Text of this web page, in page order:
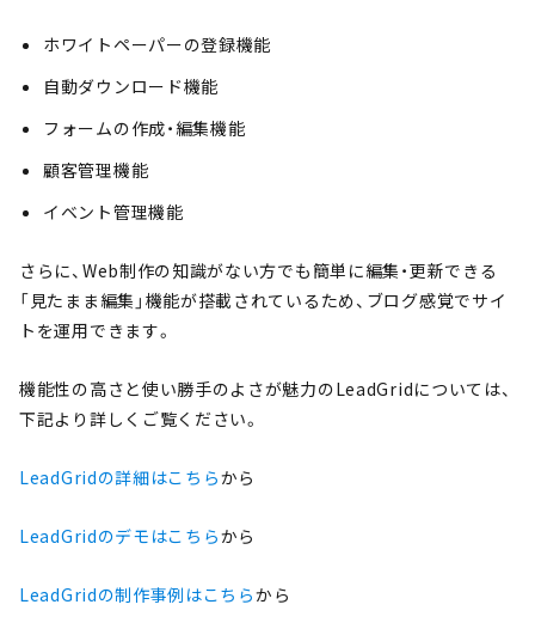
ホワイトペーパーの登録機能
自動ダウンロード機能
フォームの作成・編集機能
顧客管理機能
イベント管理機能
さらに、Web制作の知識がない方でも簡単に編集・更新できる
「見たまま編集」機能が搭載されているため、ブログ感覚でサイ
トを運用できます。
機能性の高さと使い勝手のよさが魅力のLeadGridについては、
下記より詳しくご覧ください。
LeadGridの詳細はこちらから
LeadGridのデモはこちらから
LeadGridの制作事例はこちらから